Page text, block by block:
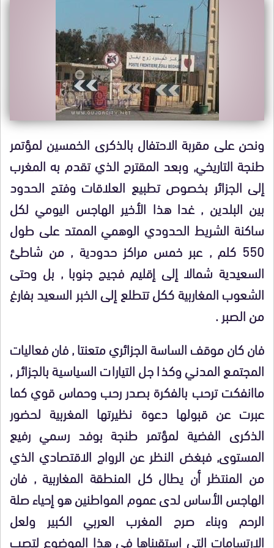
ونحن على مقربة الاحتفال بالذكرى الخمسين لمؤتمر
طنجة التاريخي, وبعد المقترح الذي تقدم به المغرب
إلى الجزائر بخصوص تطبيع العلاقات وفتح الحدود
بين البلدين , غدا هذا الأخير الهاجس اليومي لكل
ساكنة الشريط الحدودي الوهمي الممتد على طول
550 كلم , عبر خمس مراكز حدودية , من شاطئ
السعيدية شمالا إلى إقليم فجيج جنوبا , بل وحتى
الشعوب المغاربية ككل تتطلع إلى الخبر السعيد بفارغ
من الصبر .
فان كان موقف الساسة الجزائري متعنتا , فان فعاليات
المجتمع المدني وكذا جل التيارات السياسية بالجزائر ,
ماانفكت ترحب بالفكرة بصدر رحب وحماس قوي كما
عبرت عن قبولها دعوة نظيرتها المغربية لحضور
الذكرى الفضية لمؤتمر طنجة بوفد رسمي رفيع
المستوى, فبغض النظر عن الرواج الاقتصادي الذي
من المنتظر أن يطال كل المنطقة المغاربية , فان
الهاجس الأساس لدى عموم المواطنين هو إحياء صلة
الرحم وبناء صرح المغرب العربي الكبير ولعل
الارتسامات التي استقيناها في هذا الموضوع لتصب